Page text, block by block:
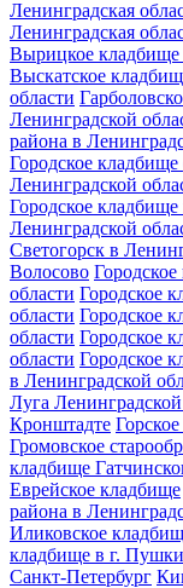
Ленинградская
Ленинградская
Вырицкое кладбище
Выскатское
области
Ленинградской
района в
Городское
Ленинградской
Городское
Ленинградской
Светогорск в
Волосово
области Городское
области Городское
области Городское
области Городское
в Ленинградской
Луга Ленинградской
Кронштадте
Громовское
кладбище
Еврейское кладбище
района в
Иликовское
кладбище в г.
Санкт-Петербург